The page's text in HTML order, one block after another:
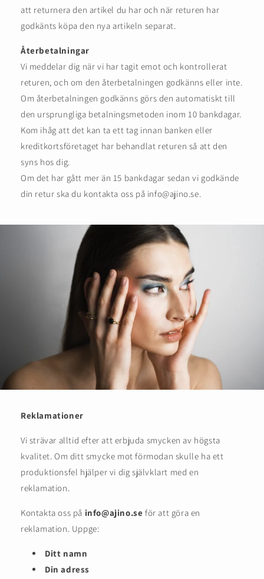
att returnera den artikel du har och när returen har
godkänts köpa den nya artikeln separat.
Återbetalningar
Vi meddelar dig när vi har tagit emot och kontrollerat
returen, och om den återbetalningen godkänns eller inte.
Om återbetalningen godkänns görs den automatiskt till
den ursprungliga betalningsmetoden inom 10 bankdagar.
Kom ihåg att det kan ta ett tag innan banken eller
kreditkortsföretaget har behandlat returen så att den
syns hos dig.
Om det har gått mer än 15 bankdagar sedan vi godkände
din retur ska du kontakta oss på info@ajino.se.
Reklamationer
Vi strävar alltid efter att erbjuda smycken av högsta
kvalitet. Om ditt smycke mot förmodan skulle ha ett
produktionsfel hjälper vi dig självklart med en
reklamation.
Kontakta oss på info@ajino.seför att göra en
reklamation. Uppge:
Ditt namn
Din adress